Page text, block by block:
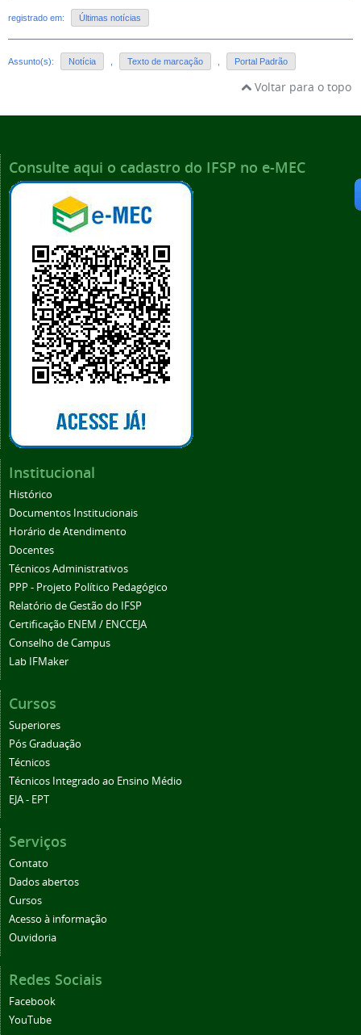
registrado em: Últimas notícias
Assunto(s): Notícia Texto de marcação Portal Padrão
Voltar para o topo
Consulte aqui o cadastro do IFSP no e-MEC
Institucional
Histórico
Documentos Institucionais
Horário de Atendimento
Docentes
Técnicos Administrativos
PPP - Projeto Político Pedagógico
Relatório de Gestão do IFSP
Certificação ENEM / ENCCEJA
Conselho de Campus
Lab IFMaker
Cursos
Superiores
Pós Graduação
Técnicos
Técnicos Integrado ao Ensino Médio
EJA - EPT
Serviços
Contato
Dados abertos
Cursos
Acesso à informação
Ouvidoria
Redes Sociais
Facebook
YouTube